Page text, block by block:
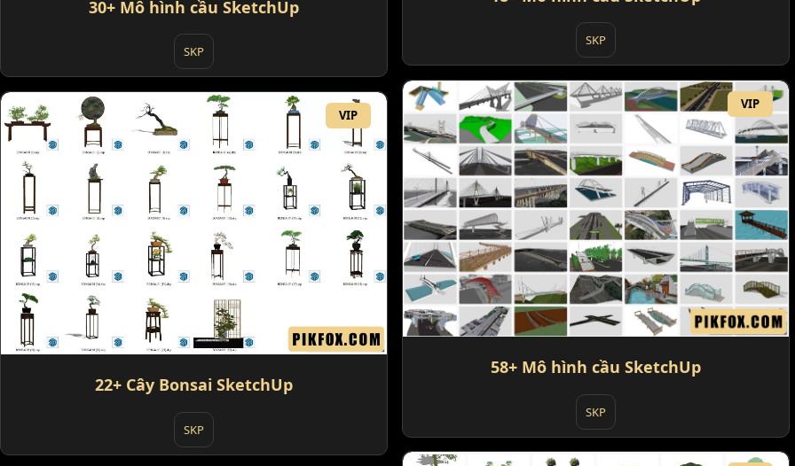
SKP
30+ Mô hình cầu SketchUp
SKP
VIP
58+ Mô hình cầu SketchUp
SKP
VIP
22+ Cây Bonsai SketchUp
SKP